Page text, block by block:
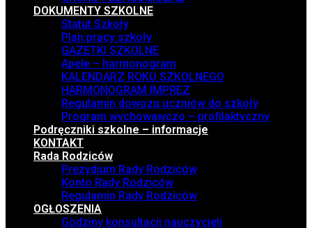
DOKUMENTY SZKOLNE
Statut Szkoły
Plan pracy szkoły
GAZETKI SZKOLNE
Apele – harmonogram
KALENDARZ ROKU SZKOLNEGO
HARMONOGRAM IMPREZ
Regulamin dowozu uczniów do szkoły
Program wychowawczo – profilaktyczny
Podręczniki szkolne – informacje
KONTAKT
Rada Rodziców
Prezydium Rady Rodziców
Konto Rady Rodziców
Regulamin Rady Rodziców
OGŁOSZENIA
Godziny konsultacji nauczycieli